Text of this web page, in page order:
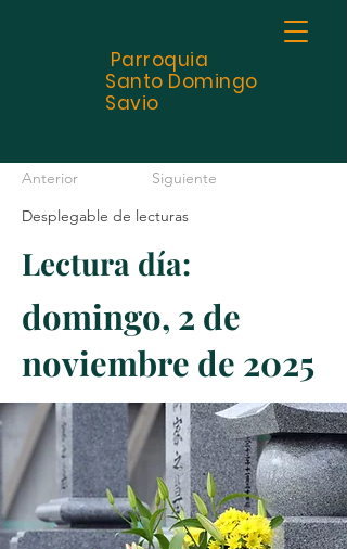
Parroquia
Santo Domingo
Savio
Anterior
Siguiente
Desplegable de lecturas
Lectura día:
domingo, 2 de
noviembre de 2025